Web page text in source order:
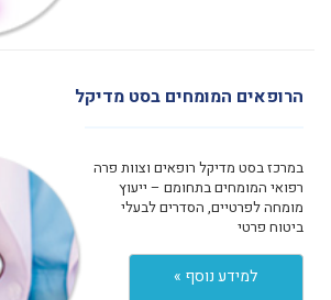
הרופאים המומחים בסט מדיקל
במרכז בסט מדיקל רופאים וצוות פרה
רפואי המומחים בתחומם – ייעוץ
מומחה לפרטיים, הסדרים לבעלי
ביטוח פרטי
למידע נוסף »